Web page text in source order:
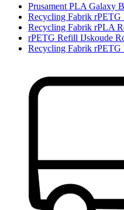
Prusament PLA Galaxy
Recycling Fabrik
Recycling Fabrik rPLA
rPETG Refill IJskoude
Recycling Fabrik rPETG